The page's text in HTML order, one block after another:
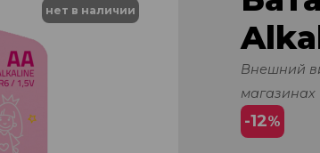
нет в наличии
Внешний
магазинах
-12%